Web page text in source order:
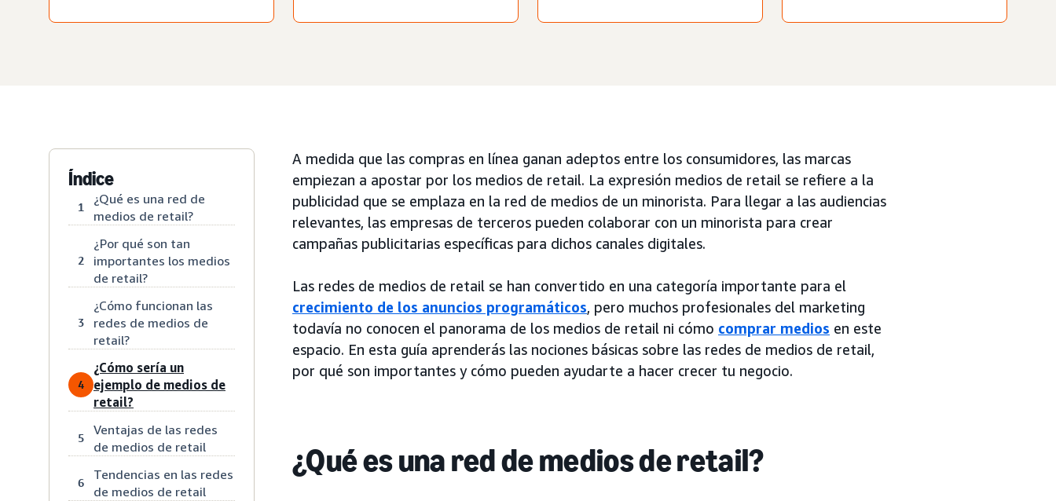
Índice
1
¿Qué es una red de
medios de retail?
2
¿Por qué son tan
importantes los medios
de retail?
3
¿Cómo funcionan las
redes de medios de
retail?
4
¿Cómo sería un
ejemplo de medios de
retail?
5
Ventajas de las redes
de medios de retail
6
Tendencias en las redes
de medios de retail
A medida que las compras en línea ganan adeptos entre los consumidores, las marcas
empiezan a apostar por los medios de retail. La expresión medios de retail se refiere a la
publicidad que se emplaza en la red de medios de un minorista. Para llegar a las audiencias
relevantes, las empresas de terceros pueden colaborar con un minorista para crear
campañas publicitarias específicas para dichos canales digitales.
Las redes de medios de retail se han convertido en una categoría importante para el
crecimiento de los anuncios programáticos, pero muchos profesionales del marketing
todavía no conocen el panorama de los medios de retail ni cómo comprar medios en este
espacio. En esta guía aprenderás las nociones básicas sobre las redes de medios de retail,
por qué son importantes y cómo pueden ayudarte a hacer crecer tu negocio.
¿Qué es una red de medios de retail?